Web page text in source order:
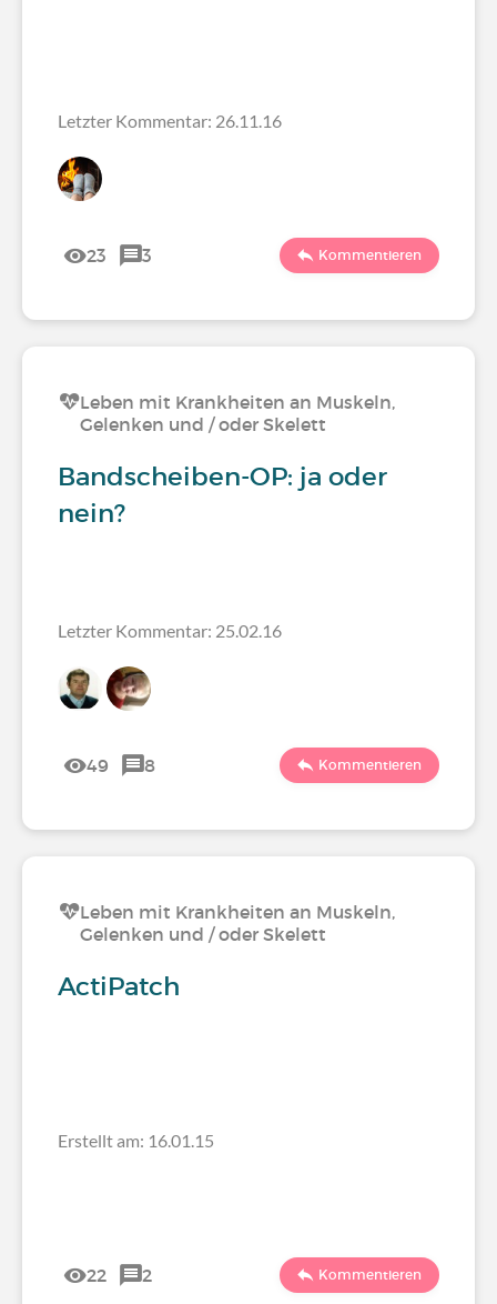
Letzter Kommentar: 26.11.16
23 3 Kommentieren
Leben mit Krankheiten an Muskeln,
Gelenken und / oder Skelett
Bandscheiben-OP: ja oder
nein?
Letzter Kommentar: 25.02.16
49 8 Kommentieren
Leben mit Krankheiten an Muskeln,
Gelenken und / oder Skelett
ActiPatch
Erstellt am: 16.01.15
22 2 Kommentieren